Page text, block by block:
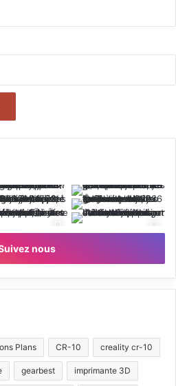
nous
Plans CR-10 creality cr-10
gearbest imprimante 3D